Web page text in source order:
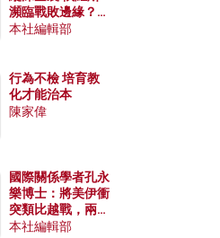
瀕臨戰敗邊緣？中
國零部件能左右戰
本社編輯部
行為不檢 培育教
化才能治本
陳家偉
國際關係學者孔永
樂博士：將美伊衝
突類比越戰，兩者
有何異同？中國崛
本社編輯部